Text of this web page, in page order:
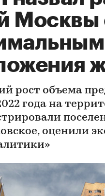
Москвы
рост объема
года на
оценили